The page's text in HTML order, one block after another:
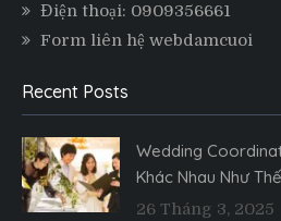
Điện thoại: 0909356661
Form liên hệ webdamcuoi
Recent Posts
Wedding
Khác Nhau Như
26 Tháng 3, 2025